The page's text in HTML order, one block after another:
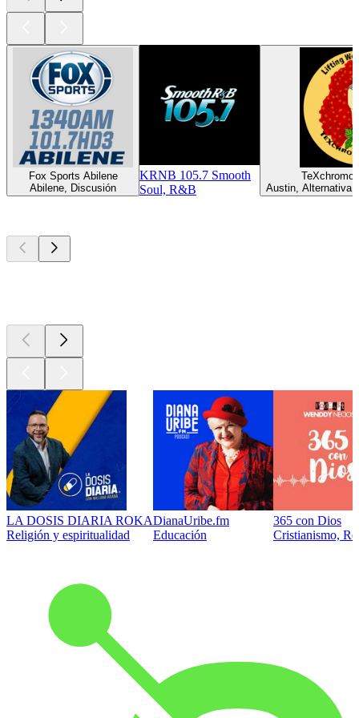
Fox Sports Abilene
Abilene, Discusión
KRNB 105.7 Smooth
Soul, R&B
Austin, Alternativa,
LA DOSIS DIARIA ROKA
Religión y espiritualidad
DianaUribe.fm
Educación
365 con Dios
Cristianismo,